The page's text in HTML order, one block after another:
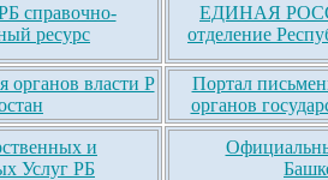
справочно-
ресурс
ЕДИНАЯ
отделение
органов власти Р
Портал
органов
и
Услуг РБ